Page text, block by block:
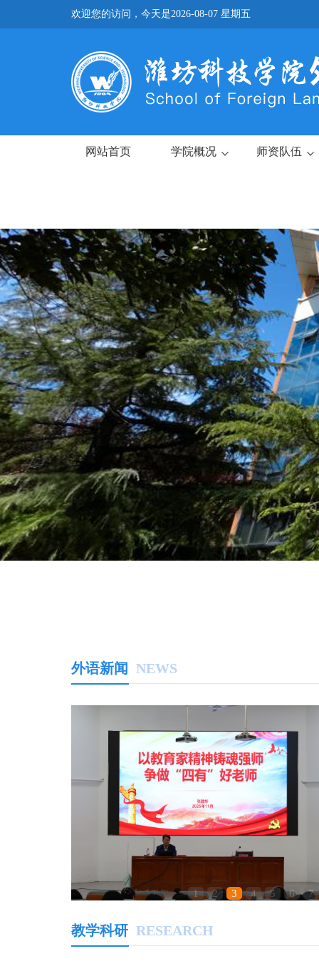
欢迎您的访问，今天是2026-08-07 星期五
网站首页 学院概况 师资队伍
外语新闻 NEWS
1 2 3 4 5 6 7
教学科研 RESEARCH